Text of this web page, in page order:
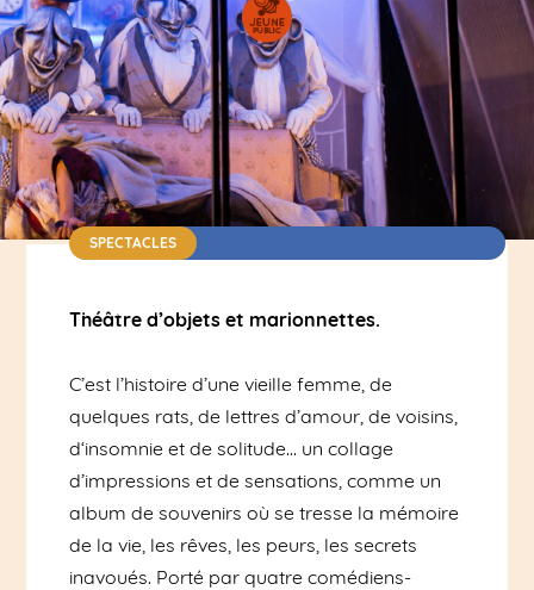
SPECTACLES
Durée : 1h15 / Dès 8 ans
Théâtre d’objets et marionnettes.
C’est l’histoire d’une vieille femme, de
quelques rats, de lettres d’amour, de voisins,
d‘insomnie et de solitude… un collage
d’impressions et de sensations, commeun
album de souvenirs où se tressela mémoire
de la vie, les rêves, les peurs, les secrets
inavoués. Porté par quatre comédiens-